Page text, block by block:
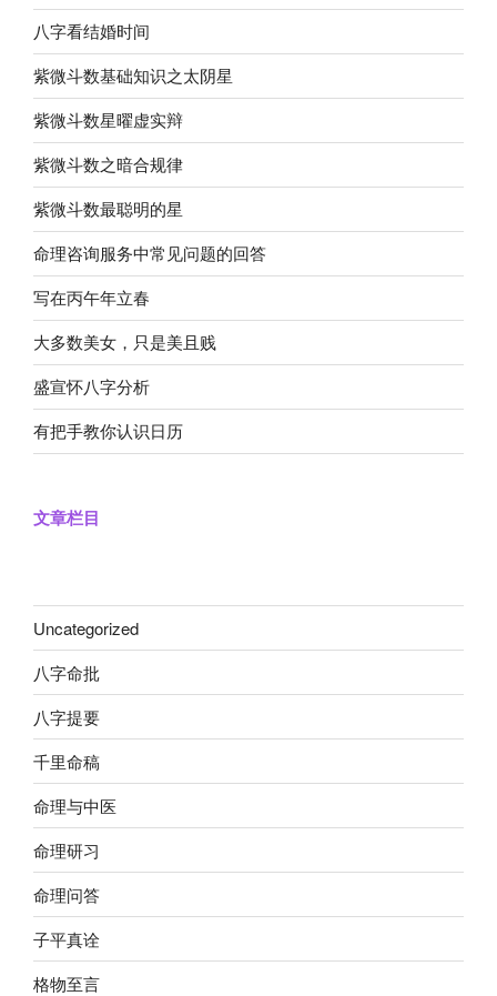
八字看结婚时间
紫微斗数基础知识之太阴星
紫微斗数星曜虚实辩
紫微斗数之暗合规律
紫微斗数最聪明的星
命理咨询服务中常见问题的回答
写在丙午年立春
大多数美女，只是美且贱
盛宣怀八字分析
有把手教你认识日历
文章栏目
Uncategorized
八字命批
八字提要
千里命稿
命理与中医
命理研习
命理问答
子平真诠
格物至言